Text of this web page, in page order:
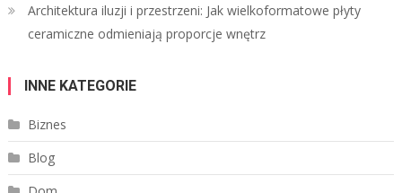
Architektura iluzji i przestrzeni: Jak wielkoformatowe płyty
ceramiczne odmieniają proporcje wnętrz
INNE KATEGORIE
Biznes
Blog